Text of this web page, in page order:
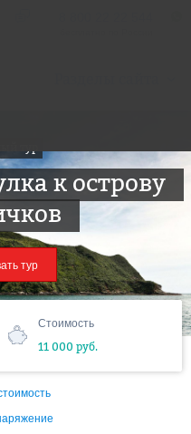
к острову
тур
Стоимость
11 000 руб.